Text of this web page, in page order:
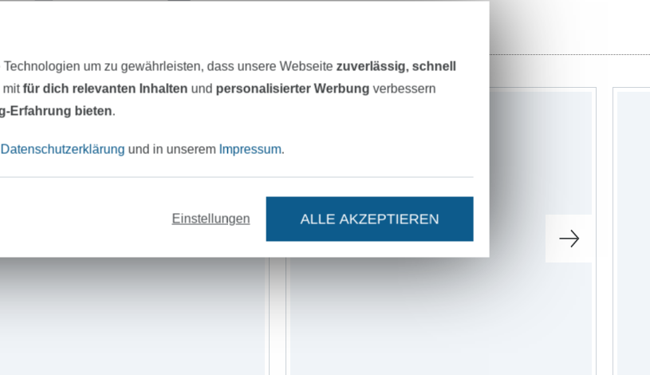
um zu gewährleisten, dass unsere Webseitezuverlässig, schnell
mitfür dich relevanten Inhalten und personalisierter Werbung verbessern
Erfahrung bieten.
Datenschutzerklärung und in unserem Impressum.
Einstellungen ALLE AKZEPTIEREN